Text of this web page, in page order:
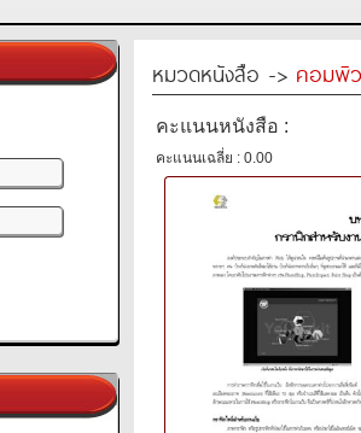
หมวดหนังสือ -> คอมพิ
คะแนนหนังสือ :
คะแนนเฉลี่ย : 0.00